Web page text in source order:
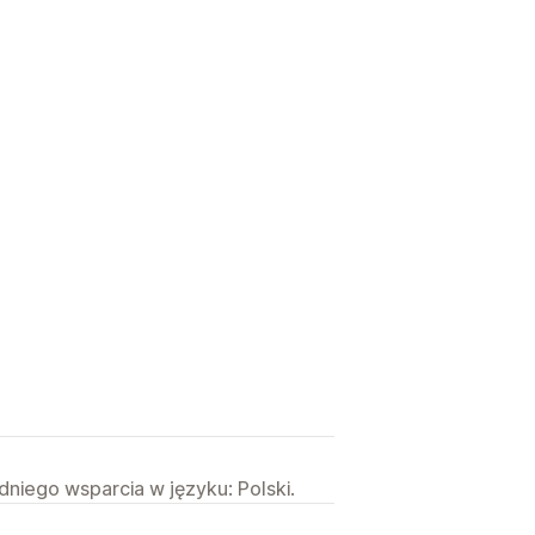
wsparcia w języku: Polski.